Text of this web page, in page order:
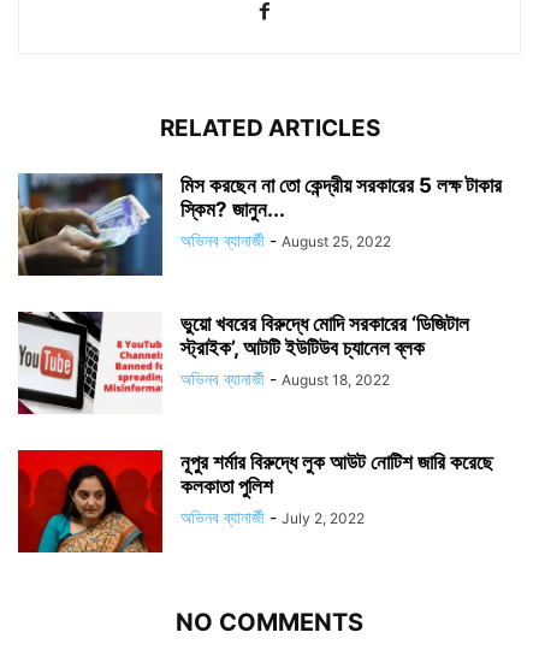
RELATED ARTICLES
মিস করছেন না তো কেন্দ্রীয় সরকারের 5 লক্ষ টাকার
স্কিম? জানুন...
অভিনব ব্যানার্জী - August 25, 2022
ভুয়ো খবরের বিরুদ্ধে মোদি সরকারের ‘ডিজিটাল
স্ট্রাইক’, আটটি ইউটিউব চ্যানেল ব্লক
অভিনব ব্যানার্জী - August 18, 2022
নূপুর শর্মার বিরুদ্ধে লুক আউট নোটিশ জারি করেছে
কলকাতা পুলিশ
অভিনব ব্যানার্জী - July 2, 2022
NO COMMENTS